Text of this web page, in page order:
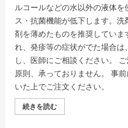
ルコールなどの水以外の液体
ス・抗菌機能が低下します。
剤を薄めたものを推奨していま
れ、発疹等の症状がでた場合は
し、医師にご相談ください。
原則、承っておりません。 事
いた上でご注文ください。
続きを読むア
キ